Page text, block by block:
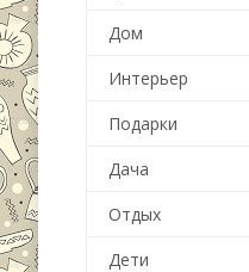
Дом
Интерьер
Подарки
Дача
Отдых
Дети